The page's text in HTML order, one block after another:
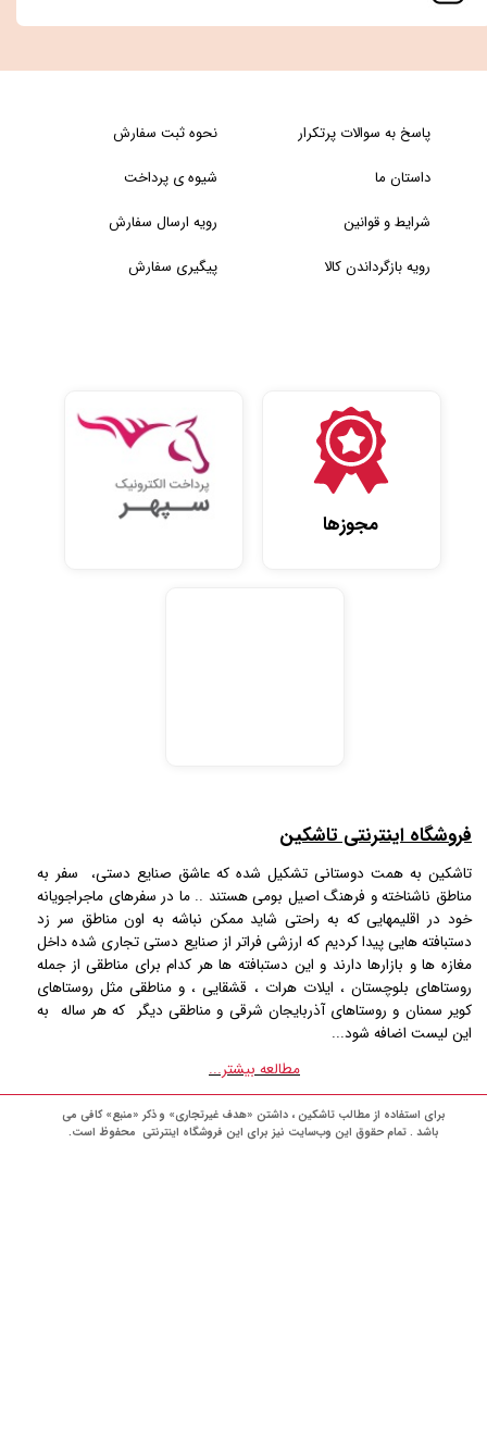
پاسخ به سوالات پرتکرار
داستان ما
شرایط و قوانین
رویه بازگرداندن کالا
مجوزها
نحوه ثبت سفارش
شیوه ی پرداخت
رویه ارسال سفارش
پیگیری سفارش
فروشگاه اینترنتی تاشکین
تاشکین به همت دوستانی تشکیل شده که عاشق صنایع دستی، سفر به
مناطق ناشناخته و فرهنگ اصیل بومی هستند .. ما در سفرهای ماجراجویانه
خود در اقلیمهایی که به راحتی شاید ممکن نباشه به اون مناطق سر زد
دستبافته هایی پیدا کردیم که ارزشی فراتر از صنایع دستی تجاری شده داخل
مغازه ها و بازارها دارند و این دستبافته ها هر کدام برای مناطقی از جمله
روستاهای بلوچستان ، ایلات هرات ، قشقایی ، و مناطقی مثل روستاهای
کویر سمنان و روستاهای آذربایجان شرقی و مناطقی دیگر که هر ساله به
این لیست اضافه شود...
برای استفاده از مطالب تاشکین ، داشتن «هدف غیرتجاری» و ذکر «منبع» کافی می
باشد . تمام حقوق اين وب‌سايت نیز برای این فروشگاه اینترنتی محفوظ است.
مطالعه بیشتر...